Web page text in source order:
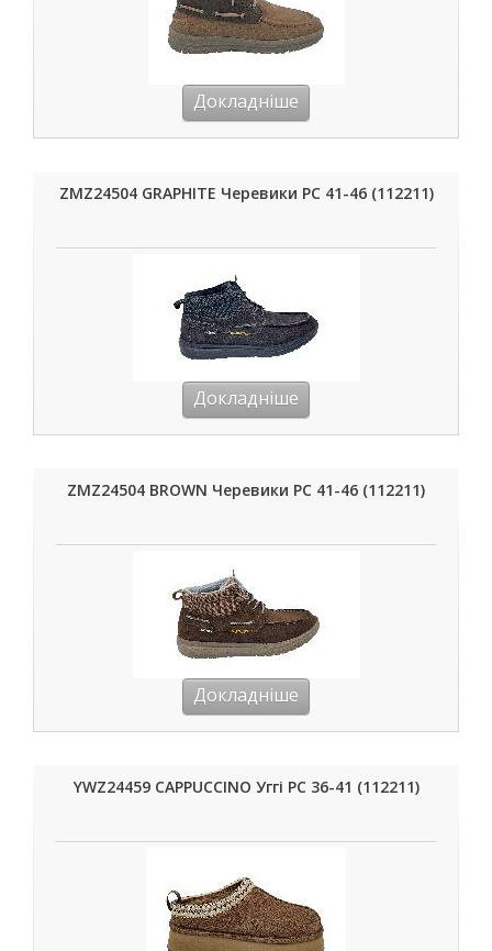
Докладніше
ZMZ24504 GRAPHITE Черевики РС 41-46 (112211)
Докладніше
ZMZ24504 BROWN Черевики РС 41-46 (112211)
Докладніше
YWZ24459 CAPPUCCINO Уггі РС 36-41 (112211)